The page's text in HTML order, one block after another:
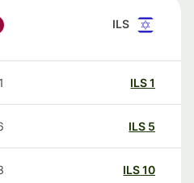
ILS
ILS
ILS
ILS